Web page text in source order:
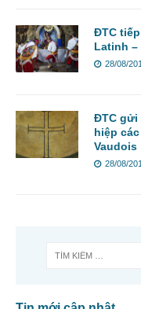
ĐTC
Latinh –
28/08/
ĐTC gửi
hiệp
Vaudois
28/08/